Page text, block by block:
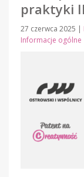
praktyki
27 czerwca 2025 |
Informacje ogólne